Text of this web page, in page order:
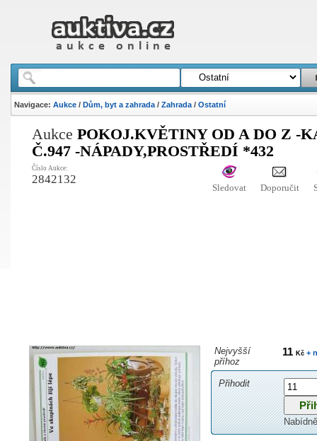
Navigace: Aukce/ Dům, byt a zahrada/ Zahrada/ Ostatní
Aukce POKOJ.KVĚTINY OD A DO Z -
Č.947 -NÁPADY,PROSTŘEDÍ *432
Číslo Aukce:
2842132
Sledovat Doporučit
Nejvyšší
příhoz
11 Kč+
Přihodit